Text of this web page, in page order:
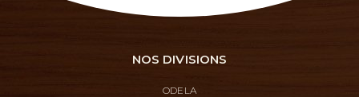
NOS DIVISIONS
ODELA